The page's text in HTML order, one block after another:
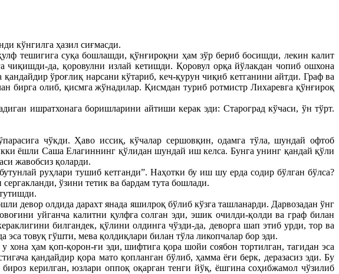
кўнгилга ҳазил сиғмасди.
тешигига суқа бошлашди, қўнғироқни ҳам зўр бериб босишди, лекин калит
да, қоровулни излай кетишди. Қоровул орқа йўлакдан чопиб ошхона
ўроғлиқ нарсани кўтариб, кеч-қурун чиқиб кетганини айтди. Граф ва
бирга олиб, қисмга жўнадилар. Қисмдан туриб ротмистр Лихаревга қўнғироқ
ишратхонага боришларини айтиши керак эди: Староград кўчаси, ўн тўрт.
чўкди. Ҳаво иссиқ, кўчалар сершовқин, одамга тўла, шундай офтоб
ёшли Саша Елагиннинг қўлидан шундай иш келса. Бунга унинг қандай қўли
жавобсиз қоларди.
руҳлари тушиб кетганди”. Наҳотки бу иш шу ерда содир бўлган бўлса?
ўзини тетик ва бардам тута бошлади.
девор олдида дарахт янада яшилроқ бўлиб кўзга ташланарди. Дарвозадан ўнг
уйганча калитни қулфга солган эди, эшик очилди-қолди ва граф билан
билгандек, қўлини олдинга чўзди-да, деворга шап этиб урди, тор ва
товуқ гўшти, мева қолдиқлари билан тўла ликопчалар бор эди.
ҳам қоп-қорон-ғи эди, шифтига қора шойи соябон тортилган, тагидан эса
қандайдир қора мато қопланган бўлиб, ҳамма ёғи берк, деразасиз эди. Бу
керилган, юзлари оппоқ оқарган тенги йўқ, ёшгина соҳибжамол чўзилиб